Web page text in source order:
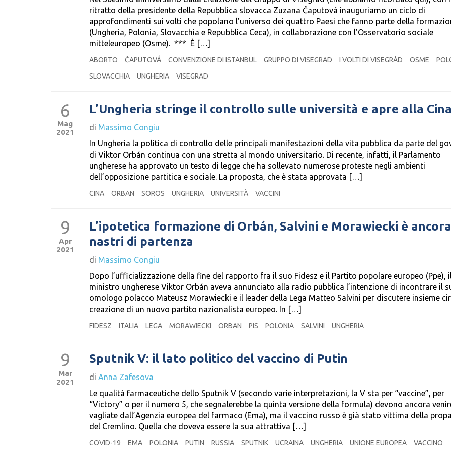
ritratto della presidente della Repubblica slovacca Zuzana Čaputová inauguriamo un ciclo di
approfondimenti sui volti che popolano l’universo dei quattro Paesi che fanno parte della
(Ungheria, Polonia, Slovacchia e Repubblica Ceca), in collaborazione con l’Osservatorio sociale
mitteleuropeo (Osme). *** È […]
ABORTO ČAPUTOVÁ CONVENZIONE DI ISTANBUL GRUPPO DI VISEGRAD I VOLTI DI VISEGRÁD OSME
SLOVACCHIA
UNGHERIA VISEGRAD
6
Mag
2021
L’Ungheria stringe il controllo sulle università e apre alla Cina
di Massimo Congiu
In Ungheria la politica di controllo delle principali manifestazioni della vita pubblica da parte del
di Viktor Orbán continua con una stretta al mondo universitario. Di recente, infatti, il Parlamento
ungherese ha approvato un testo di legge che ha sollevato numerose proteste negli ambienti
dell’opposizione partitica e sociale. La proposta, che è stata approvata […]
CINA ORBAN SOROS UNGHERIA UNIVERSITÀ VACCINI
9
Apr
2021
L’ipotetica formazione di Orbán, Salvini e Morawiecki è
nastri di partenza
di Massimo Congiu
Dopo l’ufficializzazione della fine del rapporto fra il suo Fidesz e il Partito popolare europeo (Ppe),
ministro ungherese Viktor Orbán aveva annunciato alla radio pubblica l’intenzione di incontrare il
omologo polacco Mateusz Morawiecki e il leader della Lega Matteo Salvini per discutere insieme
creazione di un nuovo partito nazionalista europeo. In […]
FIDESZ ITALIA LEGA MORAWIECKI ORBAN PIS POLONIA SALVINI UNGHERIA
9
Mar
2021
Sputnik V: il lato politico del vaccino di Putin
di Anna Zafesova
Le qualità farmaceutiche dello Sputnik V (secondo varie interpretazioni, la V sta per “vaccine”, per
“Victory” o per il numero 5, che segnalerebbe la quinta versione della formula) devono ancora
vagliate dall’Agenzia europea del farmaco (Ema), ma il vaccino russo è già stato vittima della
del Cremlino. Quella che doveva essere la sua attrattiva […]
COVID-19 EMA POLONIA PUTIN RUSSIA SPUTNIK UCRAINA UNGHERIA UNIONE EUROPEA VACCINO